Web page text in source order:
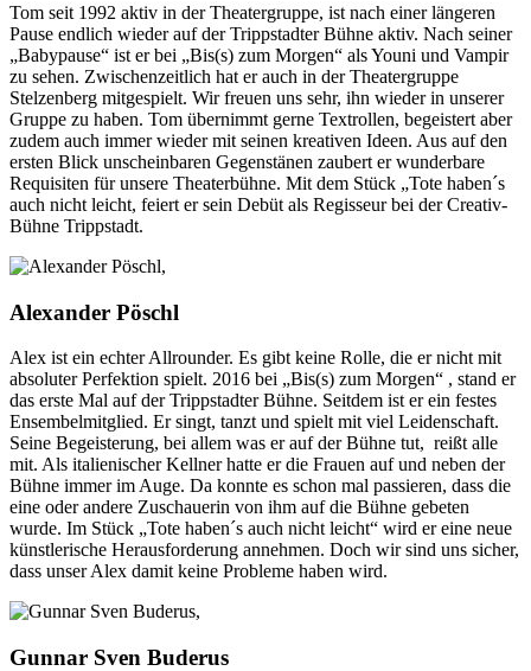
Tom seit 1992 aktiv in der Theatergruppe, ist nach einer längeren
Pause endlich wieder auf der Trippstadter Bühne aktiv. Nach seiner
„Babypause“ ist er bei „Bis(s) zum Morgen“ als Youni und Vampir
zu sehen. Zwischenzeitlich hat er auch in der Theatergruppe
Stelzenberg mitgespielt. Wir freuen uns sehr, ihn wieder in unserer
Gruppe zu haben. Tom übernimmt gerne Textrollen, begeistert aber
zudem auch immer wieder mit seinen kreativen Ideen. Aus auf den
ersten Blick unscheinbaren Gegenstänen zaubert er wunderbare
Requisiten für unsere Theaterbühne. Mit dem Stück „Tote haben´s
auch nicht leicht, feiert er sein Debüt als Regisseur bei der Creativ-
Bühne Trippstadt.
Alexander Pöschl
Alex ist ein echter Allrounder. Es gibt keine Rolle, die er nicht mit
absoluter Perfektion spielt. 2016 bei „Bis(s) zum Morgen“ , stand er
das erste Mal auf der Trippstadter Bühne. Seitdem ist er ein festes
Ensembelmitglied. Er singt, tanzt und spielt mit viel Leidenschaft.
Seine Begeisterung, bei allem was er auf der Bühne tut, reißt alle
mit. Als italienischer Kellner hatte er die Frauen auf und neben der
Bühne immer im Auge. Da konnte es schon mal passieren, dass die
eine oder andere Zuschauerin von ihm auf die Bühne gebeten
wurde. Im Stück „Tote haben´s auch nicht leicht“ wird er eine neue
künstlerische Herausforderung annehmen. Doch wir sind uns sicher,
dass unser Alex damit keine Probleme haben wird.
Gunnar Sven Buderus